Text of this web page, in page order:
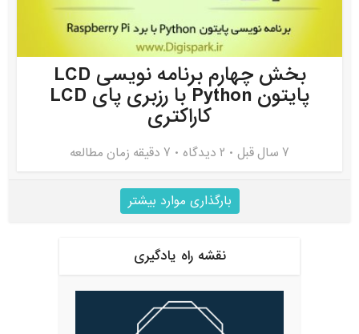
بخش چهارم برنامه نویسی LCD
پایتون Python با رزبری پای LCD
کاراکتری
7 سال قبل ۲ دیدگاه 7 دقیقه زمان مطالعه
بارگذاری موارد بیشتر
نقشه راه یادگیری